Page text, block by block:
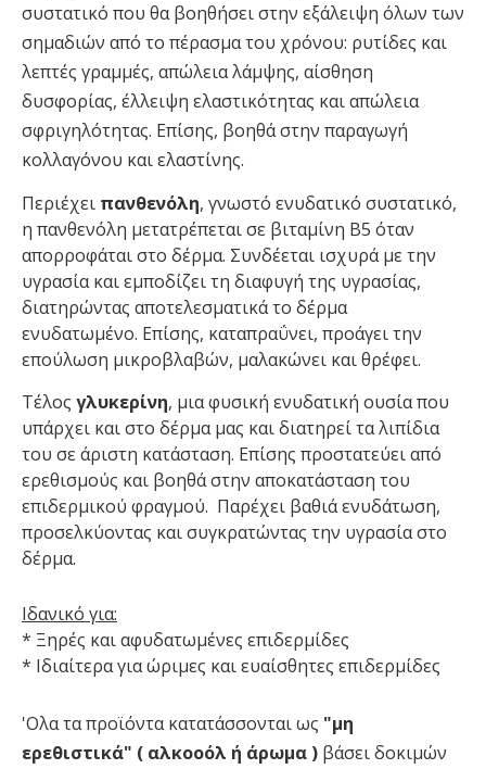
συστατικό που θα βοηθήσει στην εξάλειψη όλων των
σημαδιών από το πέρασμα του χρόνου: ρυτίδες και
λεπτές γραμμές, απώλεια λάμψης, αίσθηση
δυσφορίας, έλλειψη ελαστικότητας και απώλεια
σφριγηλότητας. Επίσης, βοηθά στην παραγωγή
κολλαγόνου και ελαστίνης.
Περιέχει πανθενόλη, γνωστό ενυδατικό συστατικό,
η πανθενόλη μετατρέπεται σε βιταμίνη Β5 όταν
απορροφάται στο δέρμα. Συνδέεται ισχυρά με την
υγρασία και εμποδίζει τη διαφυγή της υγρασίας,
διατηρώντας αποτελεσματικά το δέρμα
ενυδατωμένο. Επίσης, καταπραΰνει, προάγει την
επούλωση μικροβλαβών, μαλακώνει και θρέφει.
Τέλος γλυκερίνη, μια φυσική ενυδατική ουσία που
υπάρχει και στο δέρμα μας και διατηρεί τα λιπίδια
του σε άριστη κατάσταση. Επίσης προστατεύει από
ερεθισμούς και βοηθά στην αποκατάσταση του
επιδερμικού φραγμού. Παρέχει βαθιά ενυδάτωση,
προσελκύοντας και συγκρατώντας την υγρασία στο
δέρμα.
Ιδανικό για:
* Ξηρές και αφυδατωμένες επιδερμίδες
* Ιδιαίτερα για ώριμες και ευαίσθητες επιδερμίδες
'Ολα τα προϊόντα κατατάσσονται ως "μη
ερεθιστικά" ( αλκοοόλ ή άρωμα ) βάσει δοκιμών